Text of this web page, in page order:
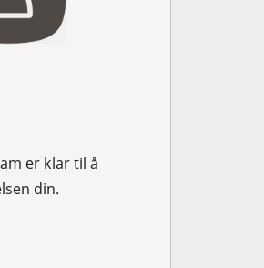
er klar til å
din.